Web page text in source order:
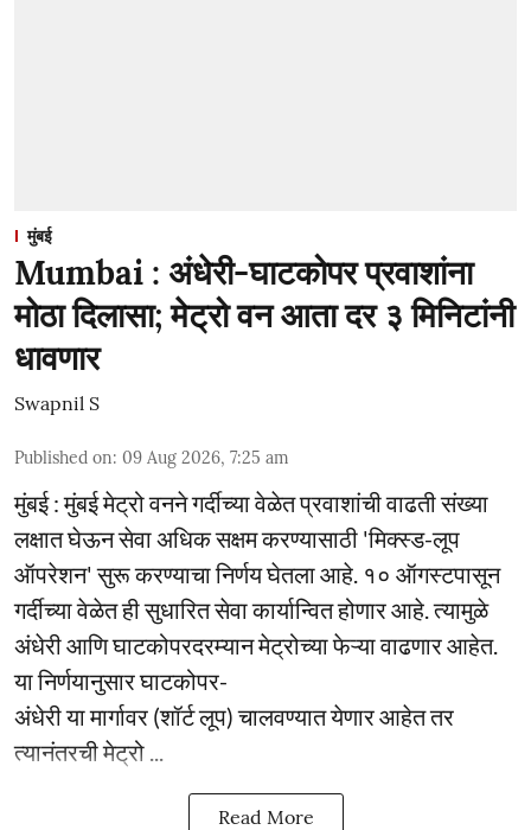
मुंबई
Mumbai : अंधेरी-घाटकोपर प्रवाशांना
मोठा दिलासा; मेट्रो वन आता दर ३ मिनिटांनी
धावणार
Swapnil S
Published on: 09 Aug 2026, 7:25 am
मुंबई : मुंबई मेट्रो वनने गर्दीच्या वेळेत प्रवाशांची वाढती संख्या
लक्षात घेऊन सेवा अधिक सक्षम करण्यासाठी 'मिक्स्ड-लूप
ऑपरेशन' सुरू करण्याचा निर्णय घेतला आहे. १० ऑगस्टपासून
गर्दीच्या वेळेत ही सुधारित सेवा कार्यान्वित होणार आहे. त्यामुळे
अंधेरी आणि घाटकोपरदरम्यान मेट्रोच्या फेऱ्या वाढणार आहेत.
या निर्णयानुसार घाटकोपर-
अंधेरी या मार्गावर (शॉर्ट लूप) चालवण्यात येणार आहेत तर
त्यानंतरची मेट्रो ...
Read More